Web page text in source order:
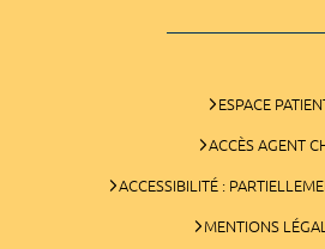
ESPACE
ACCÈS AGENT
ACCESSIBILITÉ :
MENTIONS